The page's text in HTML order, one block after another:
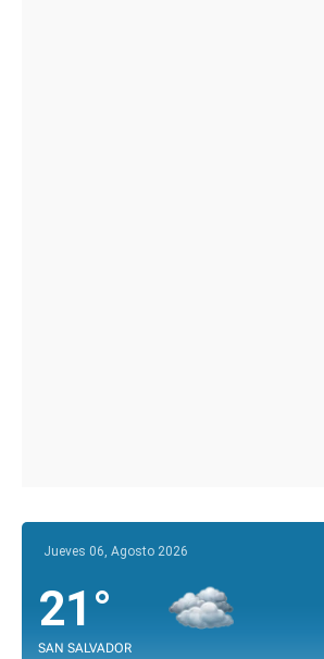
Jueves 06, Agosto 2026
21°
SAN SALVADOR